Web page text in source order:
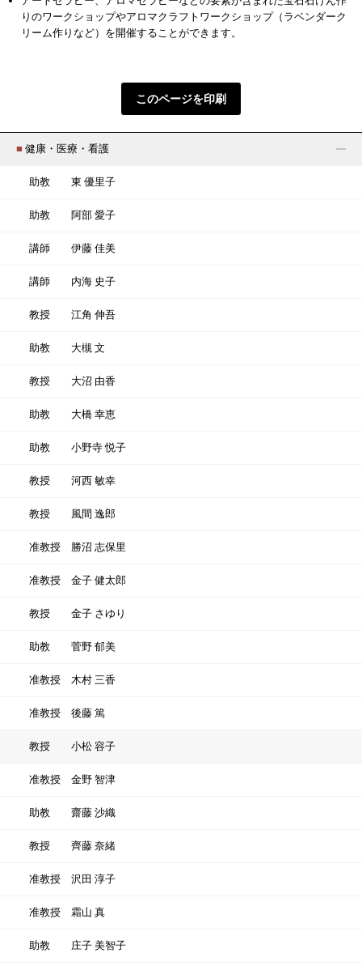
りのワークショップやアロマクラフトワークショップ（ラベンダーク
リーム作りなど）を開催することができます。
このページを印刷
■ 健康・医療・看護
助教 東 優里子
助教 阿部 愛子
講師 伊藤 佳美
講師 内海 史子
教授 江角 伸吾
助教 大槻 文
教授 大沼 由香
助教 大橋 幸恵
助教 小野寺 悦子
教授 河西 敏幸
教授 風間 逸郎
准教授 勝沼 志保里
准教授 金子 健太郎
教授 金子 さゆり
助教 菅野 郁美
准教授 木村 三香
准教授 後藤 篤
教授 小松 容子
准教授 金野 智津
助教 齋藤 沙織
教授 齊藤 奈緒
准教授 沢田 淳子
准教授 霜山 真
助教 庄子 美智子